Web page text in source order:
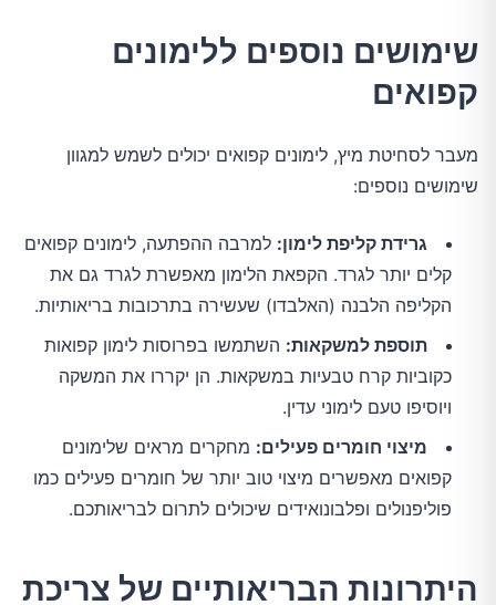
שימושים נוספים ללימונים
קפואים
מעבר לסחיטת מיץ, לימונים קפואים יכולים לשמש למגוון
שימושים נוספים:
גרידת קליפת לימון: למרבה ההפתעה, לימונים קפואים
קלים יותר לגרד. הקפאת הלימון מאפשרת לגרד גם את
הקליפה הלבנה (האלבדו) שעשירה בתרכובות בריאותיות.
תוספת למשקאות: השתמשו בפרוסות לימון קפואות
כקוביות קרח טבעיות במשקאות. הן יקררו את המשקה
ויוסיפו טעם לימוני עדין.
מיצוי חומרים פעילים: מחקרים מראים שלימונים
קפואים מאפשרים מיצוי טוב יותר של חומרים פעילים כמו
פוליפנולים ופלבונואידים שיכולים לתרום לבריאותכם.
היתרונות הבריאותיים של צריכת